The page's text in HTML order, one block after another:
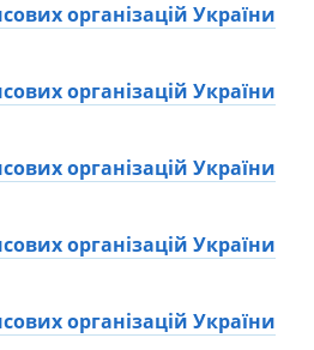
організацій України
організацій України
організацій України
організацій України
організацій України